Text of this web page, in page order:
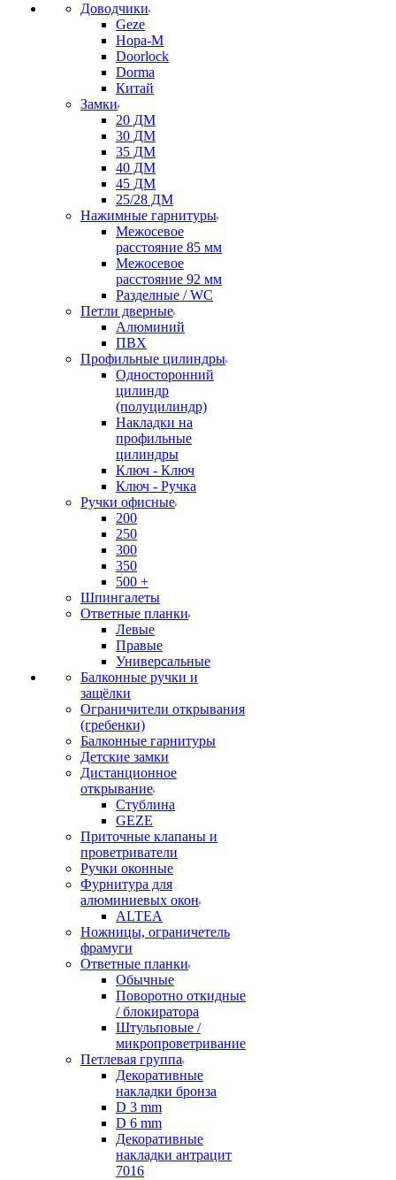
Доводчики
Geze
Нора-М
Doorlock
Dorma
Китай
Замки
20 ДМ
30 ДМ
35 ДМ
40 ДМ
45 ДМ
25/28 ДМ
Нажимные гарнитуры
Межосевое
расстояние 85 мм
Межосевое
расстояние 92 мм
Разделные / WC
Петли дверные
Алюминий
ПВХ
Профильные цилиндры
Односторонний
цилиндр
(полуцилиндр)
Накладки на
профильные
цилиндры
Ключ - Ключ
Ключ - Ручка
Ручки офисные
200
250
300
350
500 +
Шпингалеты
Ответные планки
Левые
Правые
Универсальные
Балконные ручки и
защёлки
Ограничители открывания
(гребенки)
Балконные гарнитуры
Детские замки
Дистанционное
открывание
Стублина
GEZE
Приточные клапаны и
проветриватели
Ручки оконные
Фурнитура для
алюминиевых окон
ALTEA
Ножницы, ограничетель
фрамуги
Ответные планки
Обычные
Поворотно откидные
/ блокиратора
Штульповые /
микропроветривание
Петлевая группа
Декоративные
накладки бронза
D 3 mm
D 6 mm
Декоративные
накладки антрацит
7016